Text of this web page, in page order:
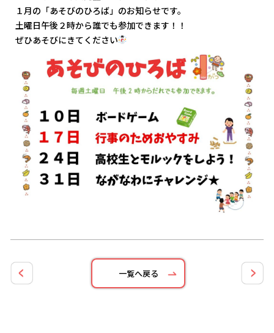
１月の「あそびのひろば」のお知らせです。
土曜日午後２時から誰でも参加できます！！
ぜひあそびにきてください
一覧へ戻る